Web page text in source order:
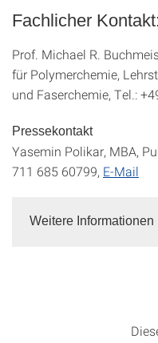
Fachlicher Kontakt:
Prof. Michael R.
für Polymerchemie,
und Faserchemie, Tel.:
Pressekontakt
Yasemin Polikar, MBA,
711 685 60799, E-Mail
Weitere Informationen